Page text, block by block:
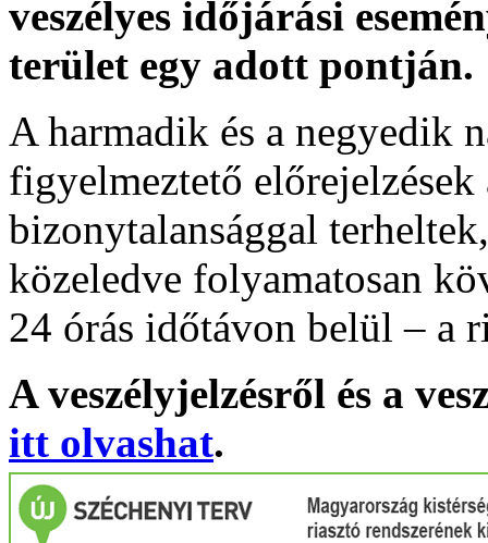
veszélyes időjárási
terület egy adott pontján.
A harmadik és a negyedik
figyelmeztető
bizonytalansággal
közeledve folyamatosan
24 órás időtávon belül – a
A veszélyjelzésről és a
itt olvashat.